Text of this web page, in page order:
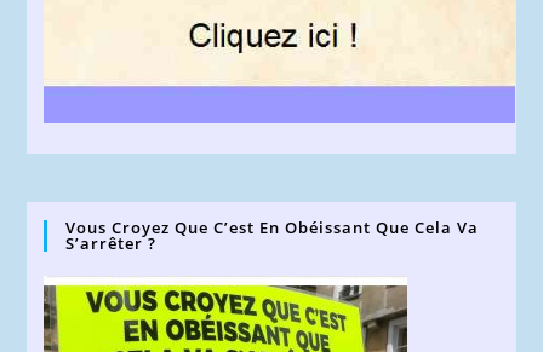
Vous Croyez Que C’est En Obéissant Que Cela Va
S’arrêter ?